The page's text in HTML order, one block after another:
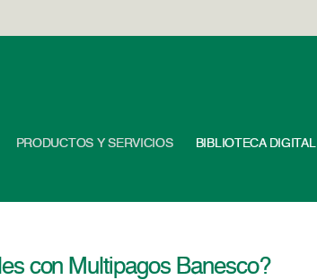
PRODUCTOS Y SERVICIOS BIBLIOTECA DIGITAL
con Multipagos Banesco?